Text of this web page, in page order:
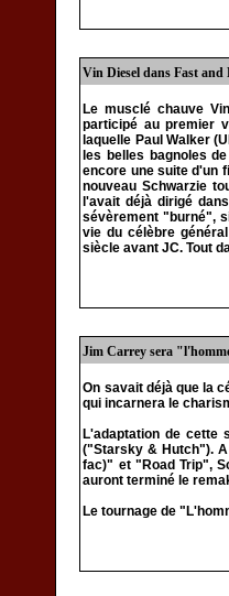
Vin Diesel dans Fast and
Le musclé chauve
participé au premier
laquelle Paul Walker
les belles bagnoles
encore une suite d'un
nouveau Schwarzie
l'avait déjà dirigé
sévèrement "burné",
vie du célèbre
siècle avant JC. Tout
Jim Carrey sera
On savait déjà que la
qui incarnera le
L'adaptation de cette
("Starsky & Hutch").
fac)" et "Road Trip",
auront terminé le
Le tournage de